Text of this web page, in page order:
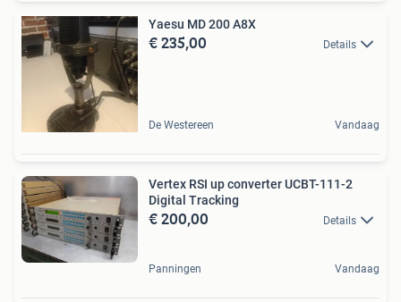
Yaesu MD 200 A8X
€ 235,00 Details
De Westereen Vandaag
Vertex RSI up converter UCBT-111-2
Digital Tracking
€ 200,00 Details
Panningen Vandaag